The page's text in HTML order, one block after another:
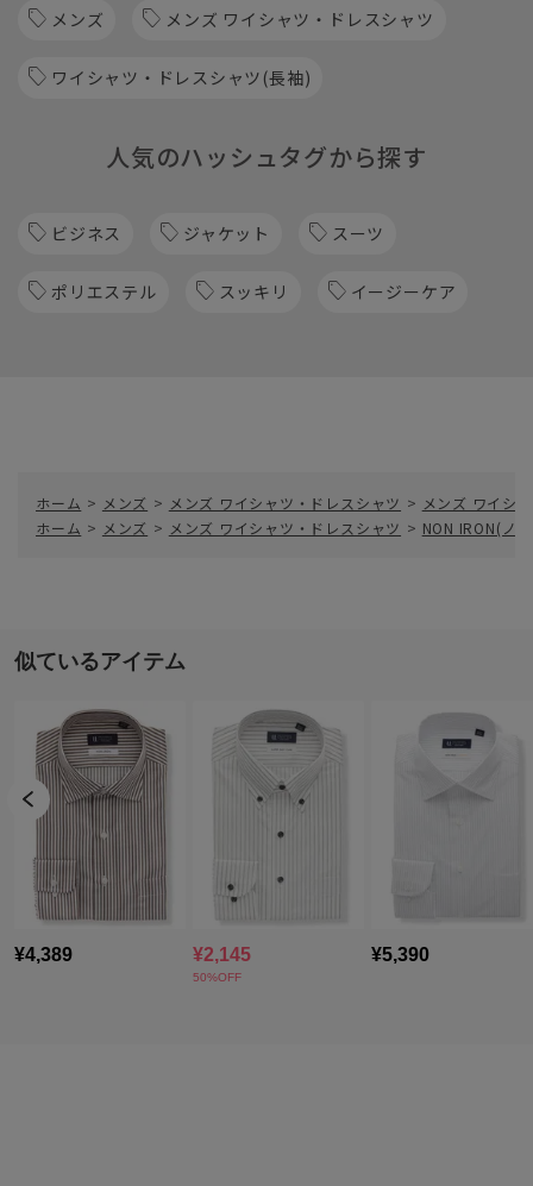
メンズ メンズ ワイシャツ・ドレスシャツ
ワイシャツ・ドレスシャツ(長袖)
人気のハッシュタグから探す
ビジネス ジャケット スーツ
ポリエステル スッキリ イージーケア
ホーム > メンズ > メンズ ワイシャツ・ドレスシャツ > メンズ ワイシ
ホーム > メンズ > メンズ ワイシャツ・ドレスシャツ > NON IRON(ノ